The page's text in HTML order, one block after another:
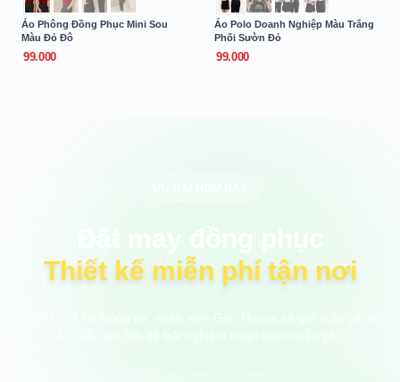
Áo Phông Đồng Phục Mini Sou
Màu Đỏ Đô
99.000
Áo Polo Doanh Nghiệp Màu Trắng
Phối Sườn Đỏ
99.000
Thiết kế miễn phí tận nơi